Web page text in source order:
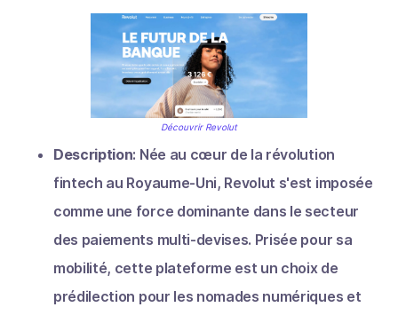
Découvrir Revolut
Description: Née au cœur de la révolution
fintech au Royaume-Uni, Revolut s'est imposée
comme une force dominante dans le secteur
des paiements multi-devises. Prisée pour sa
mobilité, cette plateforme est un choix de
prédilection pour les nomades numériques et